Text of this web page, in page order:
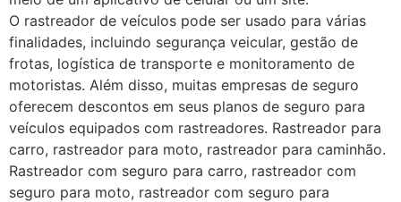
O rastreador de veículos pode ser usado para várias
finalidades, incluindo segurança veicular, gestão de
frotas, logística de transporte e monitoramento de
motoristas. Além disso, muitas empresas de seguro
oferecem descontos em seus planos de seguro para
veículos equipados com rastreadores. Rastreador para
carro, rastreador para moto, rastreador para caminhão.
Rastreador com seguro para carro, rastreador com
seguro para moto, rastreador com seguro para